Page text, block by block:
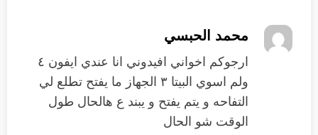
محمد الحبسي
ارجوكم اخواني افيدوني انا عندي ايفون ٤
ولم اسوي البيتا ٣ الجهاز ما يفتح تطلع لي
التفاحه و يتم يفتح و يبند ع هالحال طول
الوقت شو الحال